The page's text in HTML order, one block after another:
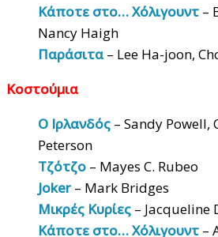
Κάποτε στο… Χόλιγουντ –
Nancy Haigh
Παράσιτα – Lee Ha-joon,
Κοστούμια
Ο Ιρλανδός – Sandy Powell,
Peterson
Τζότζο – Mayes C. Rubeo
Joker – Mark Bridges
Μικρές Κυρίες – Jacqueline
Κάποτε στο… Χόλιγουντ –